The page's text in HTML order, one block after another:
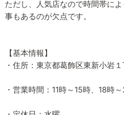
ただし、人気店なので時間帯に
事もあるのが欠点です。
【基本情報】
・住所：東京都葛飾区東新小岩
・営業時間：11時～15時、18時